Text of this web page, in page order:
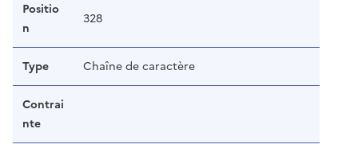
Positio
n
328
Type Chaîne de caractère
Contrai
nte